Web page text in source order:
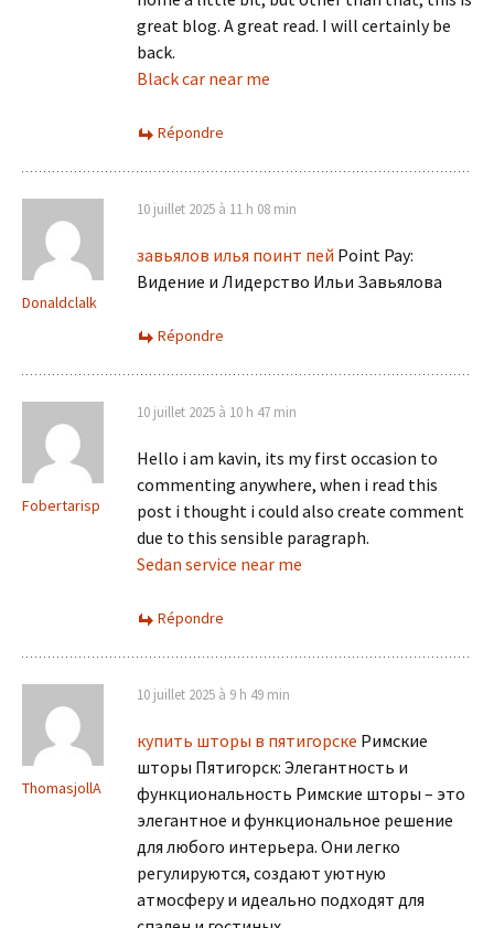
great blog. A great read. I will certainly be
back.
Black car near me
Répondre
Donaldclalk
10 juillet 2025 à 11 h 08 min
завьялов илья поинт пей Point Pay:
Видение и Лидерство Ильи Завьялова
Répondre
Fobertarisp
10 juillet 2025 à 10 h 47 min
Hello i am kavin, its my first occasion to
commenting anywhere, when i read this
post i thought i could also create comment
due to this sensible paragraph.
Sedan service near me
Répondre
ThomasjollA
10 juillet 2025 à 9 h 49 min
купить шторы в пятигорске Римские
шторы Пятигорск: Элегантность и
функциональность Римские шторы – это
элегантное и функциональное решение
для любого интерьера. Они легко
регулируются, создают уютную
атмосферу и идеально подходят для